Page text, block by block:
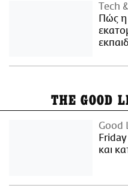
Τech
Πώς
THE GOOD
Good
Friday
και